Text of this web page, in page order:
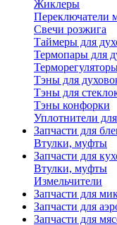
Жиклеры
Переключатели
Свечи розжига
Таймеры для
Термопары для
Тэны для
Тэны для
Тэны конфорки
Уплотнители
Запчасти для
Втулки, муфты
Запчасти для
Втулки, муфты
Измельчители
Запчасти для
Запчасти для
Запчасти для